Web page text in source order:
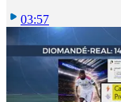
03:57